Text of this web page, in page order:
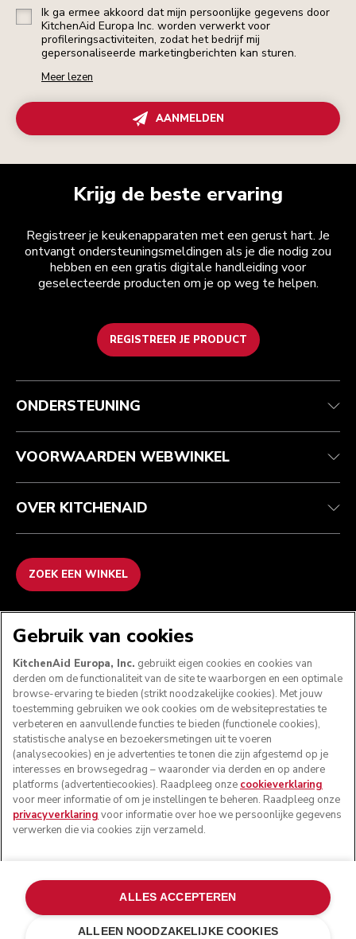
Ik ga ermee akkoord dat mijn persoonlijke gegevens door
KitchenAid Europa Inc. worden verwerkt voor
profileringsactiviteiten, zodat het bedrijf mij
gepersonaliseerde marketingberichten kan sturen.
Meer lezen
AANMELDEN
Krijg de beste ervaring
Registreer je keukenapparaten met een gerust hart. Je
ontvangt ondersteuningsmeldingen als je die nodig zou
hebben en een gratis digitale handleiding voor
geselecteerde producten om je op weg te helpen.
REGISTREER JE PRODUCT
Health check
Je bestelling volgen
Garantie en documenten
Veelgestelde vragen
Algemene voorwaarden
Retournering en terugbetaling
Imprint
ODR
Het merk
Zoek een winkel
ONDERSTEUNING
VOORWAARDEN WEBWINKEL
OVER KITCHENAID
ZOEK EEN WINKEL
VOLG ONS
© KitchenAid 2026 - Alle rechten voorbehouden.
KitchenAid en het design van de mixer zijn handelsmerken
in de Verenigde Staten en andere landen.
Gebruik van cookies
KitchenAid Europa, Inc. gebruikt eigen cookies en cookies van
derden om de functionaliteit van de site te waarborgen en een optimale
browse-ervaring te bieden (strikt noodzakelijke cookies). Met jouw
toestemming gebruiken we ook cookies om de websiteprestaties te
verbeteren en aanvullende functies te bieden (functionele cookies),
statistische analyse en bezoekersmetingen uit te voeren
(analysecookies) en je advertenties te tonen die zijn afgestemd op je
interesses en browsegedrag – waaronder via derden en op andere
platforms (advertentiecookies). Raadpleeg onze cookieverklaring
voor meer informatie of om je instellingen te beheren. Raadpleeg onze
privacyverklaring voor informatie over hoe we persoonlijke gegevens
verwerken die via cookies zijn verzameld.
ALLEEN NOODZAKELIJKE COOKIES
ALLES ACCEPTEREN